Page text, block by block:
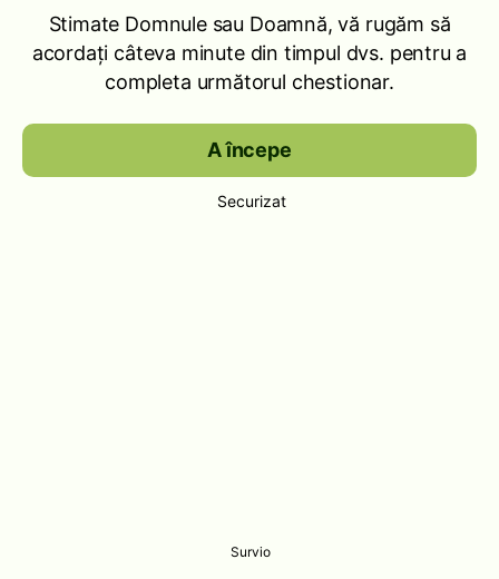
Stimate Domnule sau Doamnă, vă rugăm să
acordați câteva minute din timpul dvs. pentru a
completa următorul chestionar.
A începe
Securizat
Survio